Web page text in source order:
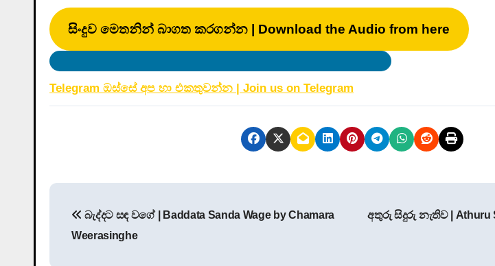
සිංදුව මෙතනින් බාගත කරගන්න | Download the Audio from here
Telegram ඔස්සේ අප හා එකතුවන්න | Join us on Telegram
බැද්දට සඳ වගේ | Baddata Sanda Wage by Chamara
Weerasinghe
අතුරු සිදුරු නැතිව | Athuru